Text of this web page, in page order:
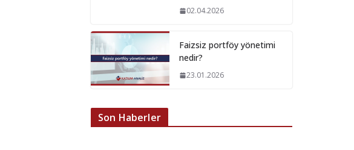
02.04.2026
Faizsiz portföy yönetimi
nedir?
23.01.2026
Son Haberler